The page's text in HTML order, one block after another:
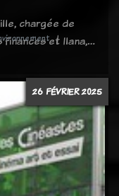
chargée de
finances et Ilana,…
26 FÉVRIER 2025